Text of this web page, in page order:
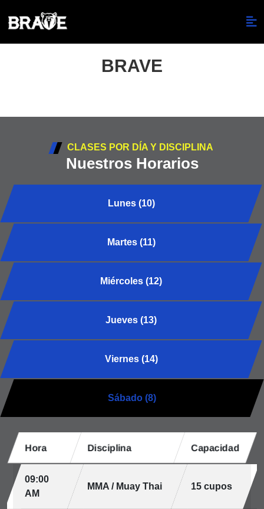
BRAVE
CLASES POR DÍA Y DISCIPLINA
Nuestros Horarios
Lunes (10)
Martes (11)
Miércoles (12)
Jueves (13)
Viernes (14)
Sábado (8)
Hora Disciplina Capacidad
09:00
AM
MMA / Muay Thai 15 cupos